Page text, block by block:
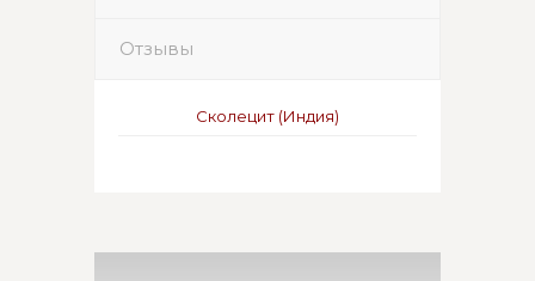
Отзывы
Сколецит (Индия)